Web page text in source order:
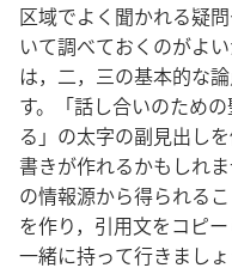
区域でよく聞かれる疑
いて調べておくのがよ
は，二，三の基本的な
す。「話し合いのため
る」の太字の副見出し
書きが作れるかもしれ
の情報源から得られる
を作り，引用文をコピ
一緒に持って行きまし